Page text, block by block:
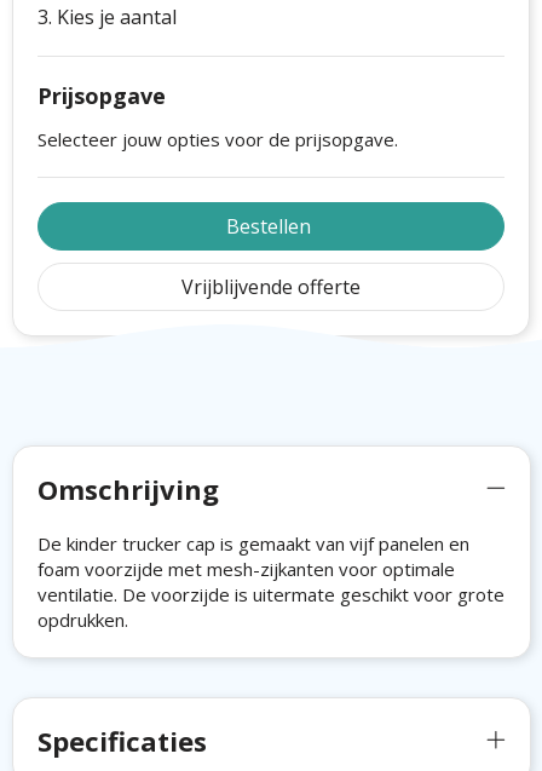
3. Kies je aantal
Prijsopgave
Selecteer jouw opties voor de prijsopgave.
Bestellen
Vrijblijvende offerte
Omschrijving
De kinder trucker cap is gemaakt van vijf panelen en
foam voorzijde met mesh-zijkanten voor optimale
ventilatie. De voorzijde is uitermate geschikt voor grote
opdrukken.
Specificaties